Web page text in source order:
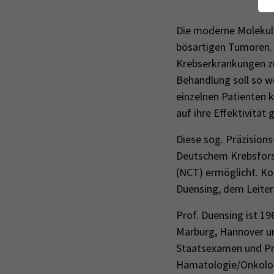
Die moderne
bösartigen
Krebserkrankungen
Behandlung soll so
einzelnen Patienten
auf ihre Effektivität
Diese sog.
Deutschem
(NCT) ermöglicht.
Duensing, dem
Prof. Duensing ist
Marburg, Hannover
Staatsexamen und
Hämatologie/